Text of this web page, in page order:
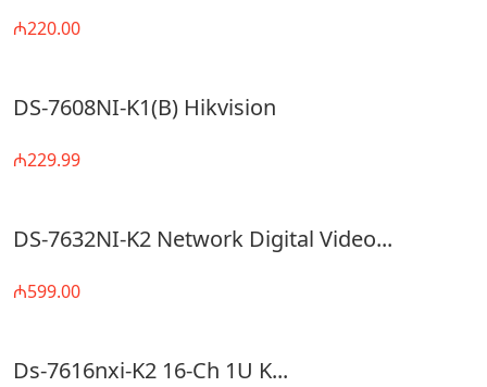
₼220.00
DS-7608NI-K1(B) Hikvision
₼229.99
DS-7632NI-K2 Network Digital Video...
₼599.00
Ds-7616nxi-K2 16-Ch 1U K...